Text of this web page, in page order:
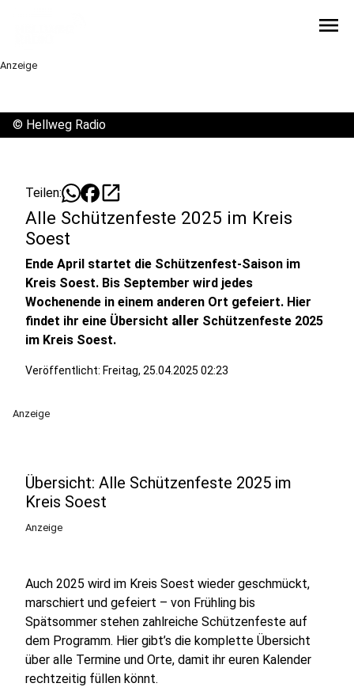
menu
Anzeige
© Hellweg Radio
Teilen: open_in_new
Alle Schützenfeste 2025 im Kreis
Soest
Ende April startet die Schützenfest-Saison im
Kreis Soest. Bis September wird jedes
Wochenende in einem anderen Ort gefeiert. Hier
findet ihr eine Übersicht aller Schützenfeste 2025
im Kreis Soest.
Veröffentlicht: Freitag, 25.04.2025 02:23
Anzeige
Übersicht: Alle Schützenfeste 2025 im
Kreis Soest
Anzeige
Auch 2025 wird im Kreis Soest wieder geschmückt,
marschiert und gefeiert – von Frühling bis
Spätsommer stehen zahlreiche Schützenfeste auf
dem Programm. Hier gibt’s die komplette Übersicht
über alle Termine und Orte, damit ihr euren Kalender
rechtzeitig füllen könnt.